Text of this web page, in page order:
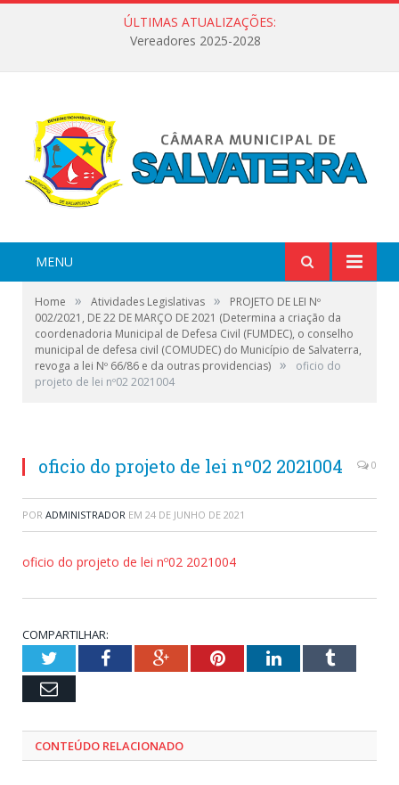
ÚLTIMAS ATUALIZAÇÕES:
Vereadores 2025-2028
MENU
Home » Atividades Legislativas »
PROJETO DE LEI Nº
002/2021, DE 22 DE MARÇO DE 2021 (Determina a criação da
coordenadoria Municipal de Defesa Civil (FUMDEC), o conselho
municipal de defesa civil (COMUDEC) do Município de Salvaterra,
revoga a lei Nº 66/86 e da outras providencias) »
oficio do
projeto de lei nº02 2021004
oficio do projeto de lei nº02 2021004 0
POR ADMINISTRADOR EM 24 DE JUNHO DE 2021
oficio do projeto de lei nº02 2021004
COMPARTILHAR:
TwitterFacebookGoogle+PinterestLinkedInTumblr
Email
CONTEÚDO RELACIONADO